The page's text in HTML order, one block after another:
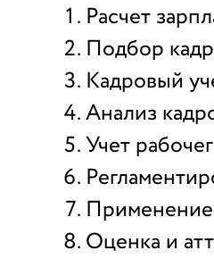
Расчет
Подбор
Кадровый
Анализ
Учет
Оценка и